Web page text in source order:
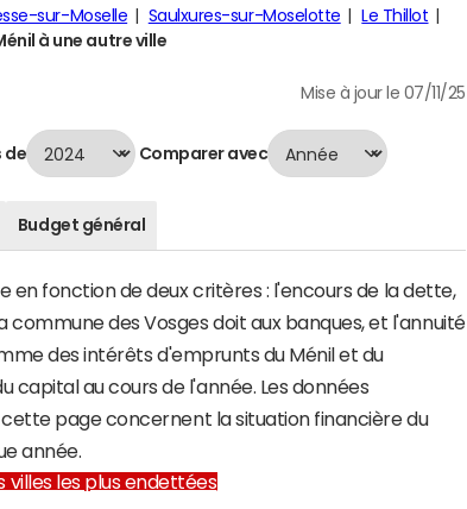
sur-Moselle Saulxures-sur-Moselotte
Le Thillot
à une autre ville
Mise à jour le 07/11/25
de Comparer avec
Budget général
en fonction de deux critères : l'encours de la dette,
commune des Vosges doit aux banques, et l'annuité
des intérêts d'emprunts du Ménil et du
au cours de l'année. Les données
page concernent la situation financière du
année.
villes les plus endettées